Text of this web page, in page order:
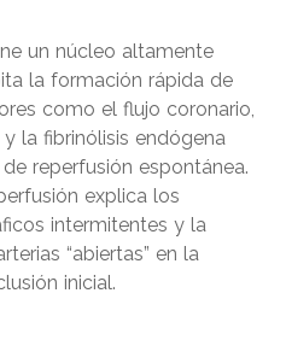
un núcleo altamente
la formación rápida de
como el flujo coronario,
la fibrinólisis endógena
reperfusión espontánea.
explica los
intermitentes y la
“abiertas” en la
inicial.